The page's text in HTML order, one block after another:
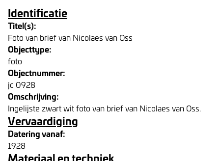
Identificatie
Titel(s):
Foto van brief van Nicolaes van Oss
Objecttype:
foto
Objectnummer:
jc 0928
Omschrijving:
Ingelijste zwart wit foto van brief van Nicolaes van Oss.
Vervaardiging
Datering vanaf:
1928